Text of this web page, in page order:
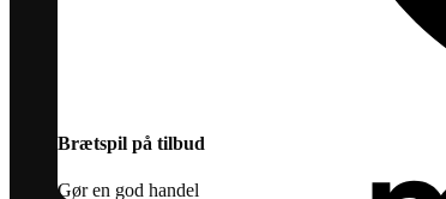
Brætspil på tilbud
Gør en god handel